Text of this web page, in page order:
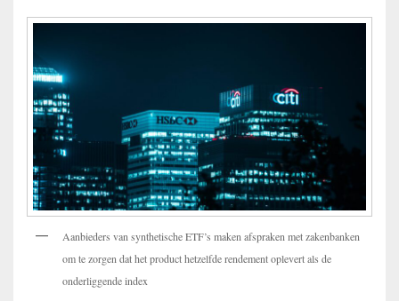
Aanbieders van synthetische ETF’s maken afspraken met zakenbanken
om te zorgen dat het product hetzelfde rendement oplevert als de
onderliggende index